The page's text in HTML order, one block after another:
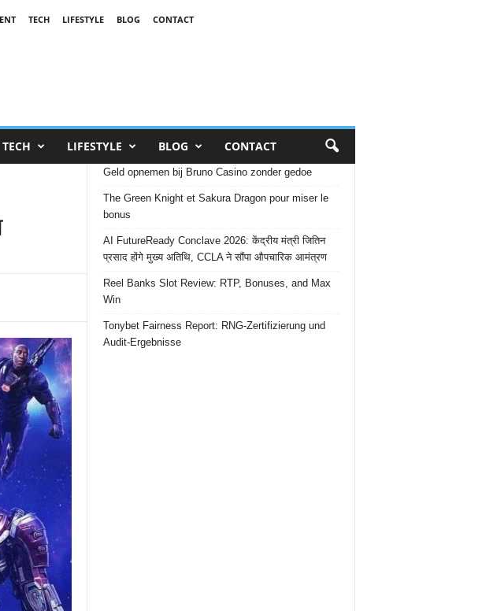
TECH LIFESTYLE BLOG
CONTACT
TECH LIFESTYLE BLOG CONTACT
Geld opnemen bij Bruno Casino zonder gedoe
The Green Knight et Sakura Dragon pour miser le
bonus
AI FutureReady Conclave 2026: केंद्रीय मंत्री जितिन
प्रसाद होंगे मुख्य अतिथि, CCLA ने सौंपा औपचारिक आमंत्रण
Reel Banks Slot Review: RTP, Bonuses, and Max
Win
Tonybet Fairness Report: RNG-Zertifizierung und
Audit-Ergebnisse